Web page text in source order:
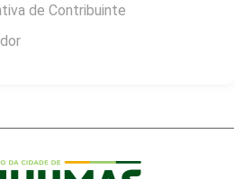
de Contribuinte